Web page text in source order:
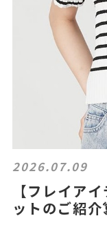
2026.07.09
【フレイア
ットのご紹介